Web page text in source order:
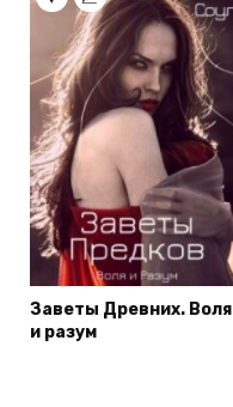
Заветы Древних. Воля
и разум